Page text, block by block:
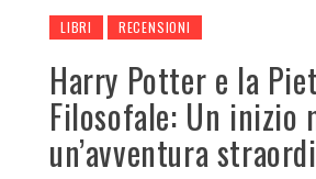
LIBRI RECENSIONI
Harry Potter e la
Filosofale: Un inizio
un’avventura